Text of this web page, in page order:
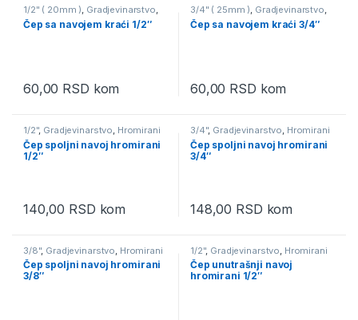
1/2" ( 20mm ), Gradjevinarstvo,
Pvc fiting ppr bela boja ,Vodovod
Čep sa navojem kraći 1/2″
60,00 RSD kom
3/4" ( 25mm ), Gradjevinarstvo,
Pvc fiting ppr zelena boja,
Vodovod
Čep sa navojem kraći 3/4″
60,00 RSD kom
1/2", Gradjevinarstvo, Hromirani
fiting Vodovod
Čep spoljni navoj hromirani
1/2″
140,00 RSD kom
3/4", Gradjevinarstvo, Hromirani
fiting Vodovod
Čep spoljni navoj hromirani
3/4″
148,00 RSD kom
3/8", Gradjevinarstvo Hromirani
fiting Vodovod
Čep spoljni navoj hromirani
3/8″
1/2", Gradjevinarstvo Hromirani
fiting Vodovod
Čep unutrašnji navoj
hromirani 1/2″